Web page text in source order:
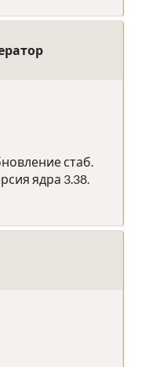
стаб.
ядра 3.38.